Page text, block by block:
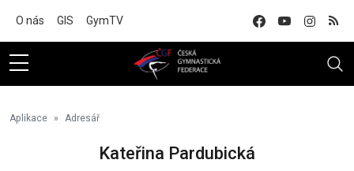
O nás GIS GymTV
Aplikace Adresář
Kateřina Pardubická